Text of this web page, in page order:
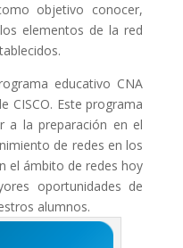
objetivo conocer,
elementos de la red
educativo CNA
CISCO. Este programa
a la preparación en el
de redes en los
el ámbito de redes hoy
oportunidades de
alumnos.